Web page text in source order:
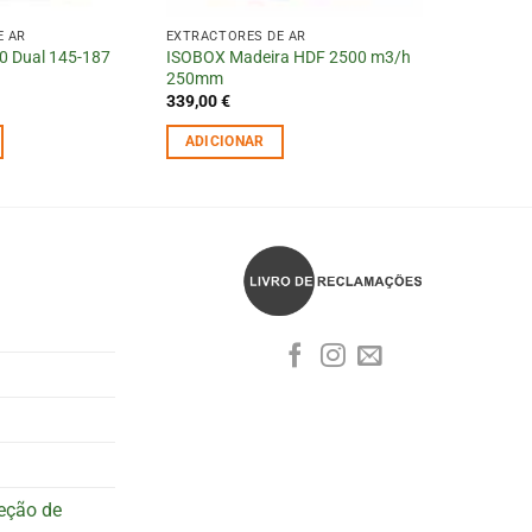
AR
Dual 145-187
EXTRACTORES DE AR
ISOBOX Madeira HDF 2500 m3/h
250mm
339,00€
ADICIONAR
de